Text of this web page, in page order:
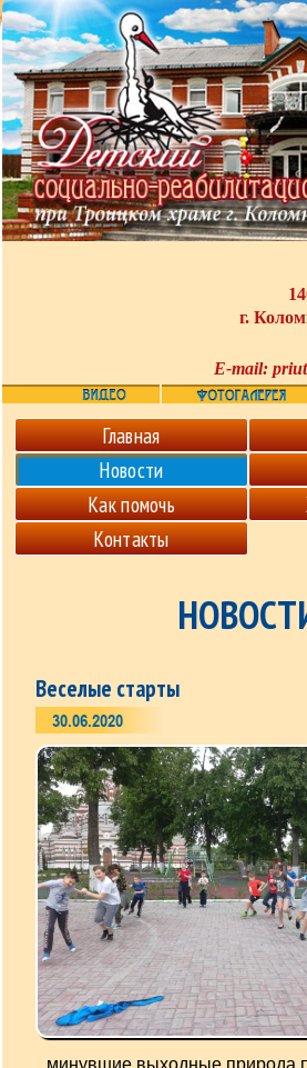
г.
E-mail:
Главная
Новости
Как помочь
Контакты
Веселые старты
30.06.2020
минувшие выходные природа